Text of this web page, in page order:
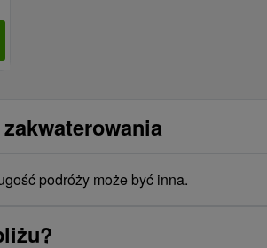
podróży może być inna.